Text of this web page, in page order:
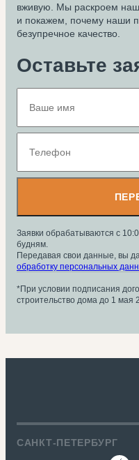
Оставьте
Заявки обрабатываются с
будням.
Передавая свои данные, вы
обработку персональных
*При условии подписания
строительство дома до 1 мая
вживую. Мы раскроем
и покажем, почему наши
безупречное качество.
САНКТ-ПЕТЕРБУРГ